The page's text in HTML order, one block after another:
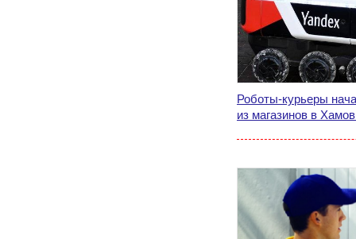
Роботы-курьеры
из магазинов в